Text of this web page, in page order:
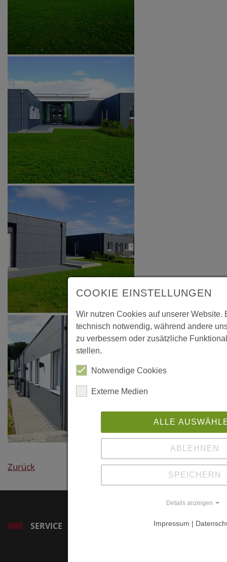
Zurück
SERVICE
COOKIE EINSTELLUNGEN
Wir nutzen Cookies auf unserer Website.
technisch notwendig, während andere
zu verbessern oder zusätzliche
stellen.
Notwendige Cookies
Externe Medien
ALLE
ABLEHNEN
SPEICHERN
Details anzeigen
Impressum |